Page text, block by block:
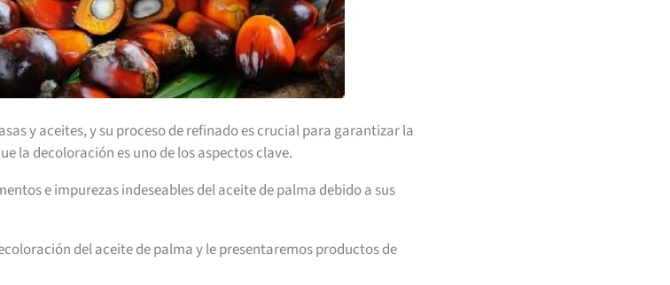
y aceites, y su proceso de refinado es crucial para garantizar la
la decoloración es uno de los aspectos clave.
e impurezas indeseables del aceite de palma debido a sus
del aceite de palma y le presentaremos productos de